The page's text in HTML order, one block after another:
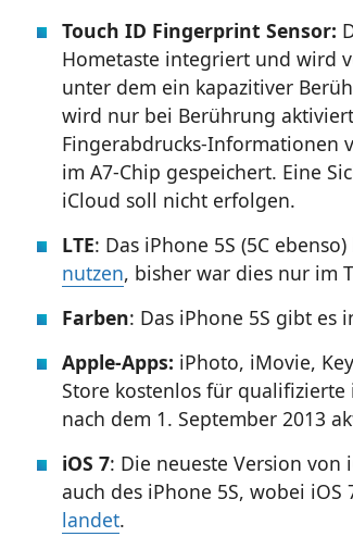
Touch ID Fingerprint Sensor:
Hometaste integriert und wird
unter dem ein kapazitiver
wird nur bei Berührung
Fingerabdrucks-Informationen
im A7-Chip gespeichert. Eine
iCloud soll nicht erfolgen.
LTE: Das iPhone 5S (5C
nutzen, bisher war dies nur im
Farben: Das iPhone 5S gibt es
Apple-Apps: iPhoto, iMovie,
Store kostenlos für
nach dem 1. September 2013
iOS 7: Die neueste Version von
auch des iPhone 5S, wobei iOS
landet.